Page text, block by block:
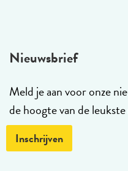
Nieuwsbrief
Meld je aan voor onze
de hoogte van de
Inschrijven